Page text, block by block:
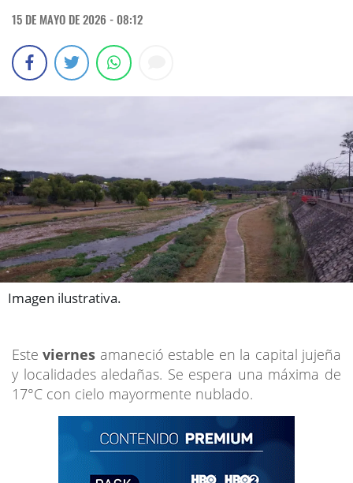
15 DE MAYO DE 2026 - 08:12
Imagen ilustrativa.
Esteviernes amaneció estable en la capital jujeña
y localidades aledañas. Se espera una máxima de
17°C con cielo mayormente nublado.